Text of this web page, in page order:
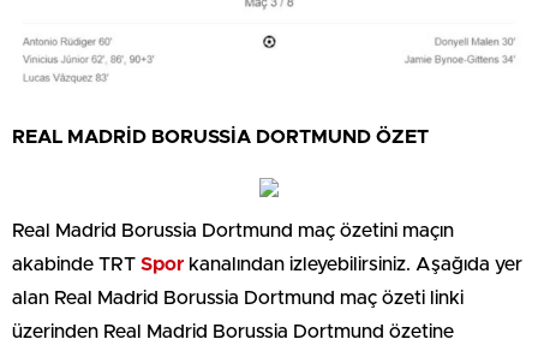
REAL MADRİD BORUSSİA DORTMUND ÖZET
Real Madrid Borussia Dortmund maç özetini maçın
akabinde TRT Spor kanalından izleyebilirsiniz. Aşağıda yer
alan Real Madrid Borussia Dortmund maç özeti linki
üzerinden Real Madrid Borussia Dortmund özetine